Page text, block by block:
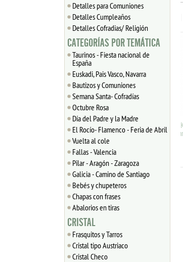
Detalles para Comuniones
Detalles Cumpleaños
Detalles Cofradias/ Religión
CATEGORÍAS POR TEMÁTICA
Taurinos - Fiesta nacional de
España
Euskadi, Pais Vasco, Navarra
Bautizos y Comuniones
Semana Santa- Cofradías
Octubre Rosa
Día del Padre y la Madre
El Rocío- Flamenco - Feria de Abril
Vuelta al cole
Fallas - Valencia
Pilar - Aragón - Zaragoza
Galicia - Camino de Santiago
Bebés y chupeteros
Chapas con frases
Abalorios en tiras
CRISTAL
Frasquitos y Tarros
Cristal tipo Austriaco
Cristal Checo
CHAPA COLGANTE ZAMAK
BAÑO PLATA Madrina 20mm
1.40